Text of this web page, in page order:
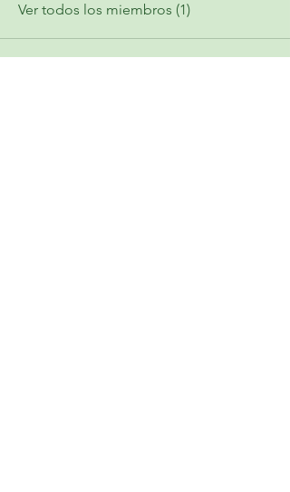
Ver todos los miembros (1)